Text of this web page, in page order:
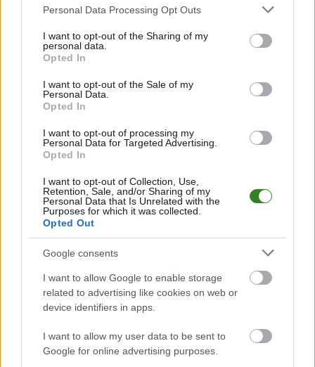
Please note that this website/app uses one or more Google
not limited to your visit or usage behaviour. You may click to
grant or deny consent to Google and its third-party tags to
use your data for below specified purposes in below Google
consent section.
Personal Data Processing Opt Outs
I want to opt-out of the Sharing of my
personal data.
Opted In
I want to opt-out of the Sale of my
Personal Data.
Opted In
I want to opt-out of processing my
Personal Data for Targeted Advertising.
Opted In
I want to opt-out of Collection, Use,
Retention, Sale, and/or Sharing of my
Personal Data that Is Unrelated with the
Purposes for which it was collected.
Opted Out
Google consents
I want to allow Google to enable storage
related to advertising like cookies on web or
device identifiers in apps.
I want to allow my user data to be sent to
Google for online advertising purposes.
Jeśli jesteś kibicem klubu PUKS Francesco Jelna lub Victoria Giedlarowa -
zaglądaj tutaj częściej. Nasz serwis regularnie dostarcza informacje o
terminach meczów, wynikach, transferach i newsach klubowych
PodkarpacieLive.pl to największa baza
bądź na bieżąco z wydarzeniami z boisk!
Analiza przed meczem: PUKS Francesco Jelna vs Victoria
PUKS Francesco Jelna - Victoria Giedlarowa
odbędzie się w
ramach 9. kolejki - Stalowa Wola > Klasa B, gr. III. Spotkanie zostanie
PUKS Francesco Jelnaprzystępuje do tego spotkania w roli
gospodarza. Jak drużyna radzi sobie w sezonie 2025/2026 rozgrywek
Stalowa Wola > Klasa B, gr. III przed własną publicznością? Na tej stronie
możecie zobaczyć tabelę uwzględniającą tylko mecze u siebie. W tabeli
biorącej pod uwagę tylko mecze wyjazdowe możecie natomiast
sprawdzić jak spisuje się klub
Stalowa Wola > Klasa B, gr. III - sytuacja w tabeli
Przed meczami 9. kolejki - Stalowa Wola > Klasa B, gr. III gospodarze
(PUKS Francesco Jelna) zajmują12. miejsce
Poniżej znajdziesz także ostatnie mecze obu drużyn oraz statystyki
bramkowe.